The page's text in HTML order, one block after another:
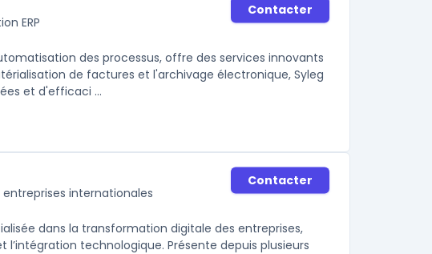
ERP
Contacter
des processus, offre des services innovants
de factures et l'archivage électronique, Syleg
et d'efficaci ...
internationales
Contacter
dans la transformation digitale des entreprises,
technologique. Présente depuis plusieurs